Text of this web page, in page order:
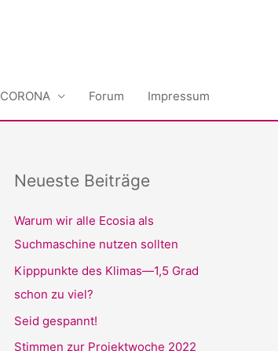
CORONA Forum Impressum
Neueste Beiträge
Warum wir alle Ecosia als
Suchmaschine nutzen sollten
Kipppunkte des Klimas—1,5 Grad
schon zu viel?
Seid gespannt!
Stimmen zur Projektwoche 2022